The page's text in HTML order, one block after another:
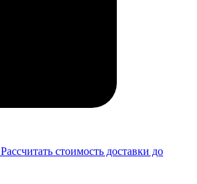
Рассчитать стоимость доставки до